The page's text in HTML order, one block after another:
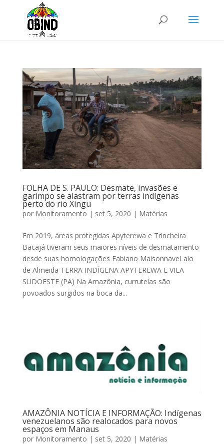
FOLHA DE S. PAULO: Desmate, invasões e
garimpo se alastram por terras indígenas
perto do rio Xingu
por Monitoramento | set 5, 2020 | Matérias
Em 2019, áreas protegidas Apyterewa e Trincheira
Bacajá tiveram seus maiores níveis de desmatamento
desde suas homologações Fabiano MaisonnaveLalo
de Almeida TERRA INDÍGENA APYTEREWA E VILA
SUDOESTE (PA) Na Amazônia, currutelas são
povoados surgidos na boca da...
AMAZÔNIA NOTÍCIA E INFORMAÇÃO: Indígenas
venezuelanos são realocados para novos
espaços em Manaus
por Monitoramento | set 5, 2020 | Matérias